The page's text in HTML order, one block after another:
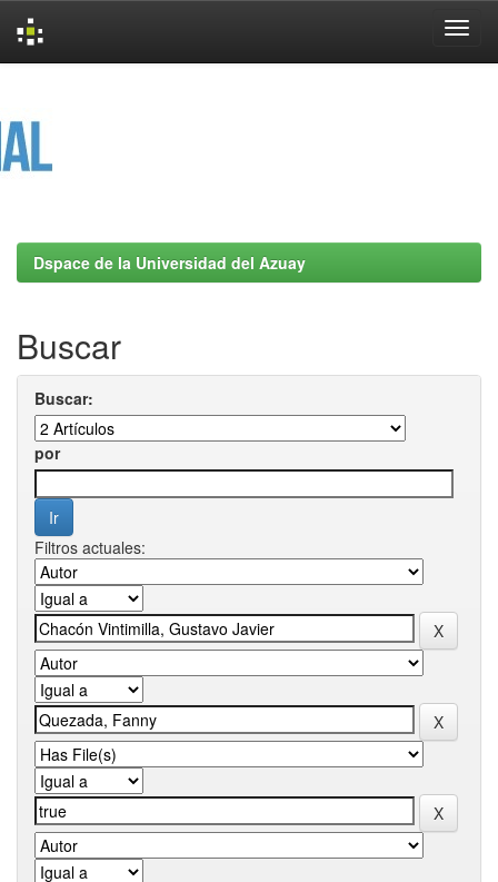
Dspace de la Universidad del Azuay
Buscar
Buscar:
por
Filtros actuales: